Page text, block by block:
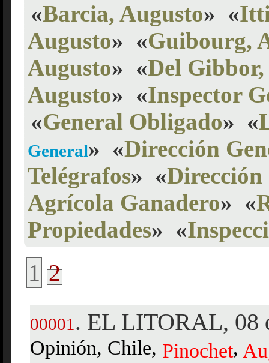
«Barcia, Augusto» «
Augusto» «Guibourg,
Augusto» «Del
Augusto» «Inspector
«General Obligado» «
General» «Dirección
Telégrafos» «Dirección
Agrícola Ganadero» «
Propiedades» «
1 2
00001 . EL LITORAL, 08
Opinión, Chile, Pinochet,